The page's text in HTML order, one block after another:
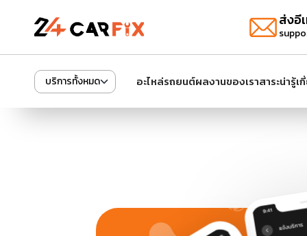
ส่งอี
บริการทั้งหมด อะไหล่รถยนต์ผลงานของเราสาระน่ารู้เ